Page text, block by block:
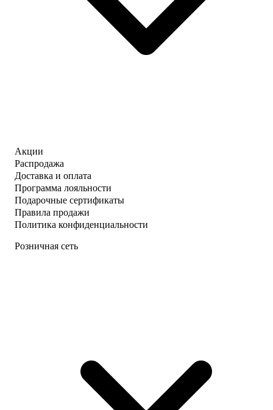
Акции
Распродажа
Доставка и оплата
Программа лояльности
Подарочные сертификаты
Правила продажи
Политика конфиденциальности
Розничная сеть